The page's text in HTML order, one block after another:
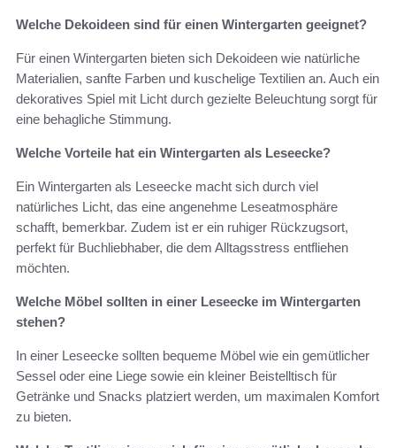
Welche Dekoideen sind für einen Wintergarten geeignet?
Für einen Wintergarten bieten sich Dekoideen wie natürliche
Materialien, sanfte Farben und kuschelige Textilien an. Auch ein
dekoratives Spiel mit Licht durch gezielte Beleuchtung sorgt für
eine behagliche Stimmung.
Welche Vorteile hat ein Wintergarten als Leseecke?
Ein Wintergarten als Leseecke macht sich durch viel
natürliches Licht, das eine angenehme Leseatmosphäre
schafft, bemerkbar. Zudem ist er ein ruhiger Rückzugsort,
perfekt für Buchliebhaber, die dem Alltagsstress entfliehen
möchten.
Welche Möbel sollten in einer Leseecke im Wintergarten
stehen?
In einer Leseecke sollten bequeme Möbel wie ein gemütlicher
Sessel oder eine Liege sowie ein kleiner Beistelltisch für
Getränke und Snacks platziert werden, um maximalen Komfort
zu bieten.